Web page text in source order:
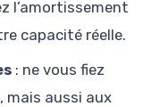
l’amortissement
capacité réelle.
: ne vous fiez
mais aussi aux